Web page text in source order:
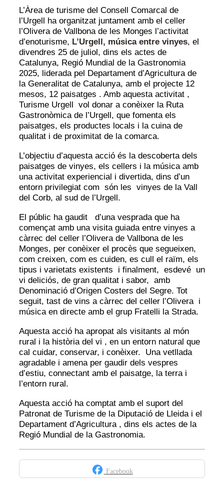
L’Àrea de turisme del Consell Comarcal de
l’Urgell ha organitzat juntament amb el celler
l’Olivera de Vallbona de les Monges l’activitat
d’enoturisme, L’Urgell, música entre vinyes, el
divendres 25 de juliol, dins els actes de
Catalunya, Regió Mundial de la Gastronomia
2025, liderada pel Departament d’Agricultura de
la Generalitat de Catalunya, amb el projecte 12
mesos, 12 paisatges . Amb aquesta activitat ,
Turisme Urgell vol donar a conèixer la Ruta
Gastronòmica de l’Urgell, que fomenta els
paisatges, els productes locals i la cuina de
qualitat i de proximitat de la comarca.
L’objectiu d’aquesta acció és la descoberta dels
paisatges de vinyes, els cellers i la música amb
una activitat experiencial i divertida, dins d’un
entorn privilegiat com són les vinyes de la Vall
del Corb, al sud de l’Urgell.
El públic ha gaudit d’una vesprada que ha
començat amb una visita guiada entre vinyes a
càrrec del celler l’Olivera de Vallbona de les
Monges, per conèixer el procès que segueixen,
com creixen, com es cuiden, es cull el raïm, els
tipus i varietats existents i finalment, esdevé un
vi deliciós, de gran qualitat i sabor, amb
Denominació d’Origen Costers del Segre. Tot
seguit, tast de vins a càrrec del celler l’Olivera i
música en directe amb el grup Fratelli la Strada.
Aquesta acció ha apropat als visitants al món
rural i la història del vi , en un entorn natural que
cal cuidar, conservar, i conèixer. Una vetllada
agradable i amena per gaudir dels vespres
d’estiu, connectant amb el paisatge, la terra i
l’entorn rural.
Aquesta acció ha comptat amb el suport del
Patronat de Turisme de la Diputació de Lleida i el
Departament d’Agricultura , dins els actes de la
Regió Mundial de la Gastronomia.
Facebook